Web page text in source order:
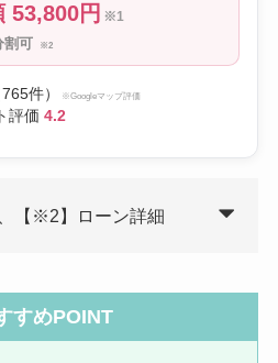
53,800円 ※1
割可 ※2
件） ※Googleマップ評価
評価 4.2
【※2】ローン詳細
すめPOINT